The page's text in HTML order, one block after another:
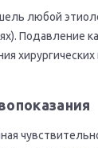
любой
Подавление